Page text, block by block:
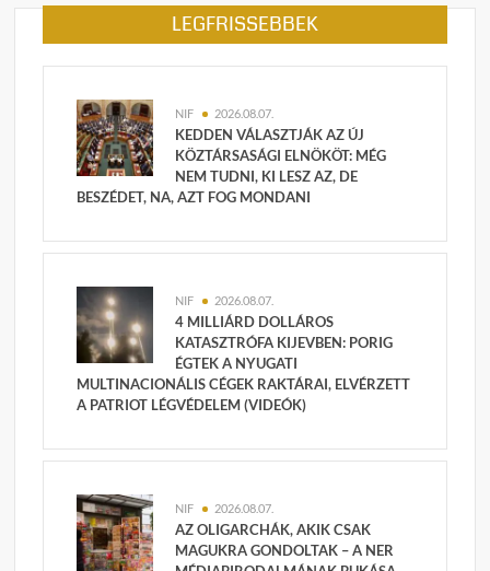
LEGFRISSEBBEK
NIF 2026.08.07.
KEDDEN VÁLASZTJÁK AZ ÚJ
KÖZTÁRSASÁGI ELNÖKÖT: MÉG
NEM TUDNI, KI LESZ AZ, DE
BESZÉDET, NA, AZT FOG MONDANI
NIF 2026.08.07.
4 MILLIÁRD DOLLÁROS
KATASZTRÓFA KIJEVBEN: PORIG
ÉGTEK A NYUGATI
MULTINACIONÁLIS CÉGEK RAKTÁRAI, ELVÉRZETT
A PATRIOT LÉGVÉDELEM (VIDEÓK)
NIF 2026.08.07.
AZ OLIGARCHÁK, AKIK CSAK
MAGUKRA GONDOLTAK – A NER